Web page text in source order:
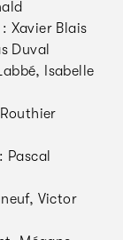
: Xavier Blais
Duval
Isabelle
Routhier
Pascal
Victor